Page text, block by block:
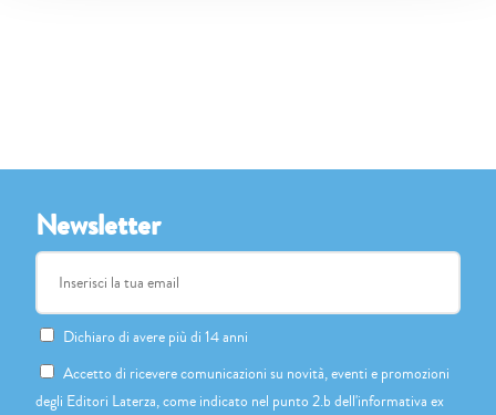
Newsletter
Dichiaro di avere più di 14 anni
Accetto di ricevere comunicazioni su novità, eventi e promozioni
degli Editori Laterza, come indicato nel punto 2.b dell'informativa ex